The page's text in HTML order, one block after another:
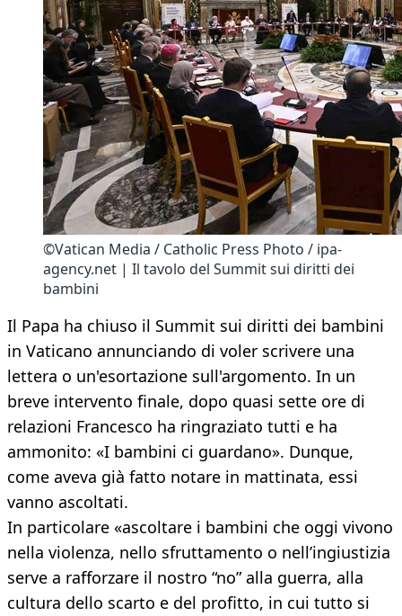
©Vatican Media / Catholic Press Photo / ipa-
agency.net | Il tavolo del Summit sui diritti dei
bambini
Il Papa ha chiuso il Summit sui diritti dei bambini
in Vaticano annunciando di voler scrivere una
lettera o un'esortazione sull'argomento. In un
breve intervento finale, dopo quasi sette ore di
relazioni Francesco ha ringraziato tutti e ha
ammonito: «I bambini ci guardano». Dunque,
come aveva già fatto notare in mattinata, essi
vanno ascoltati.
In particolare «ascoltare i bambini che oggi vivono
nella violenza, nello sfruttamento o nell’ingiustizia
serve a rafforzare il nostro “no” alla guerra, alla
cultura dello scarto e del profitto, in cui tutto si